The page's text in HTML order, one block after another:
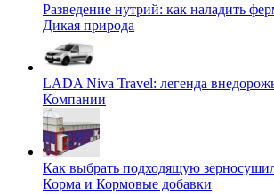
Разведение нутрий: как наладить
Дикая природа
LADA Niva Travel: легенда
Компании
Как выбрать подходящую
Корма и Кормовые добавки